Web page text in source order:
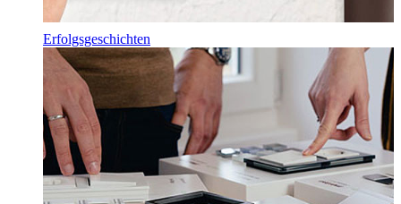
Erfolgsgeschichten